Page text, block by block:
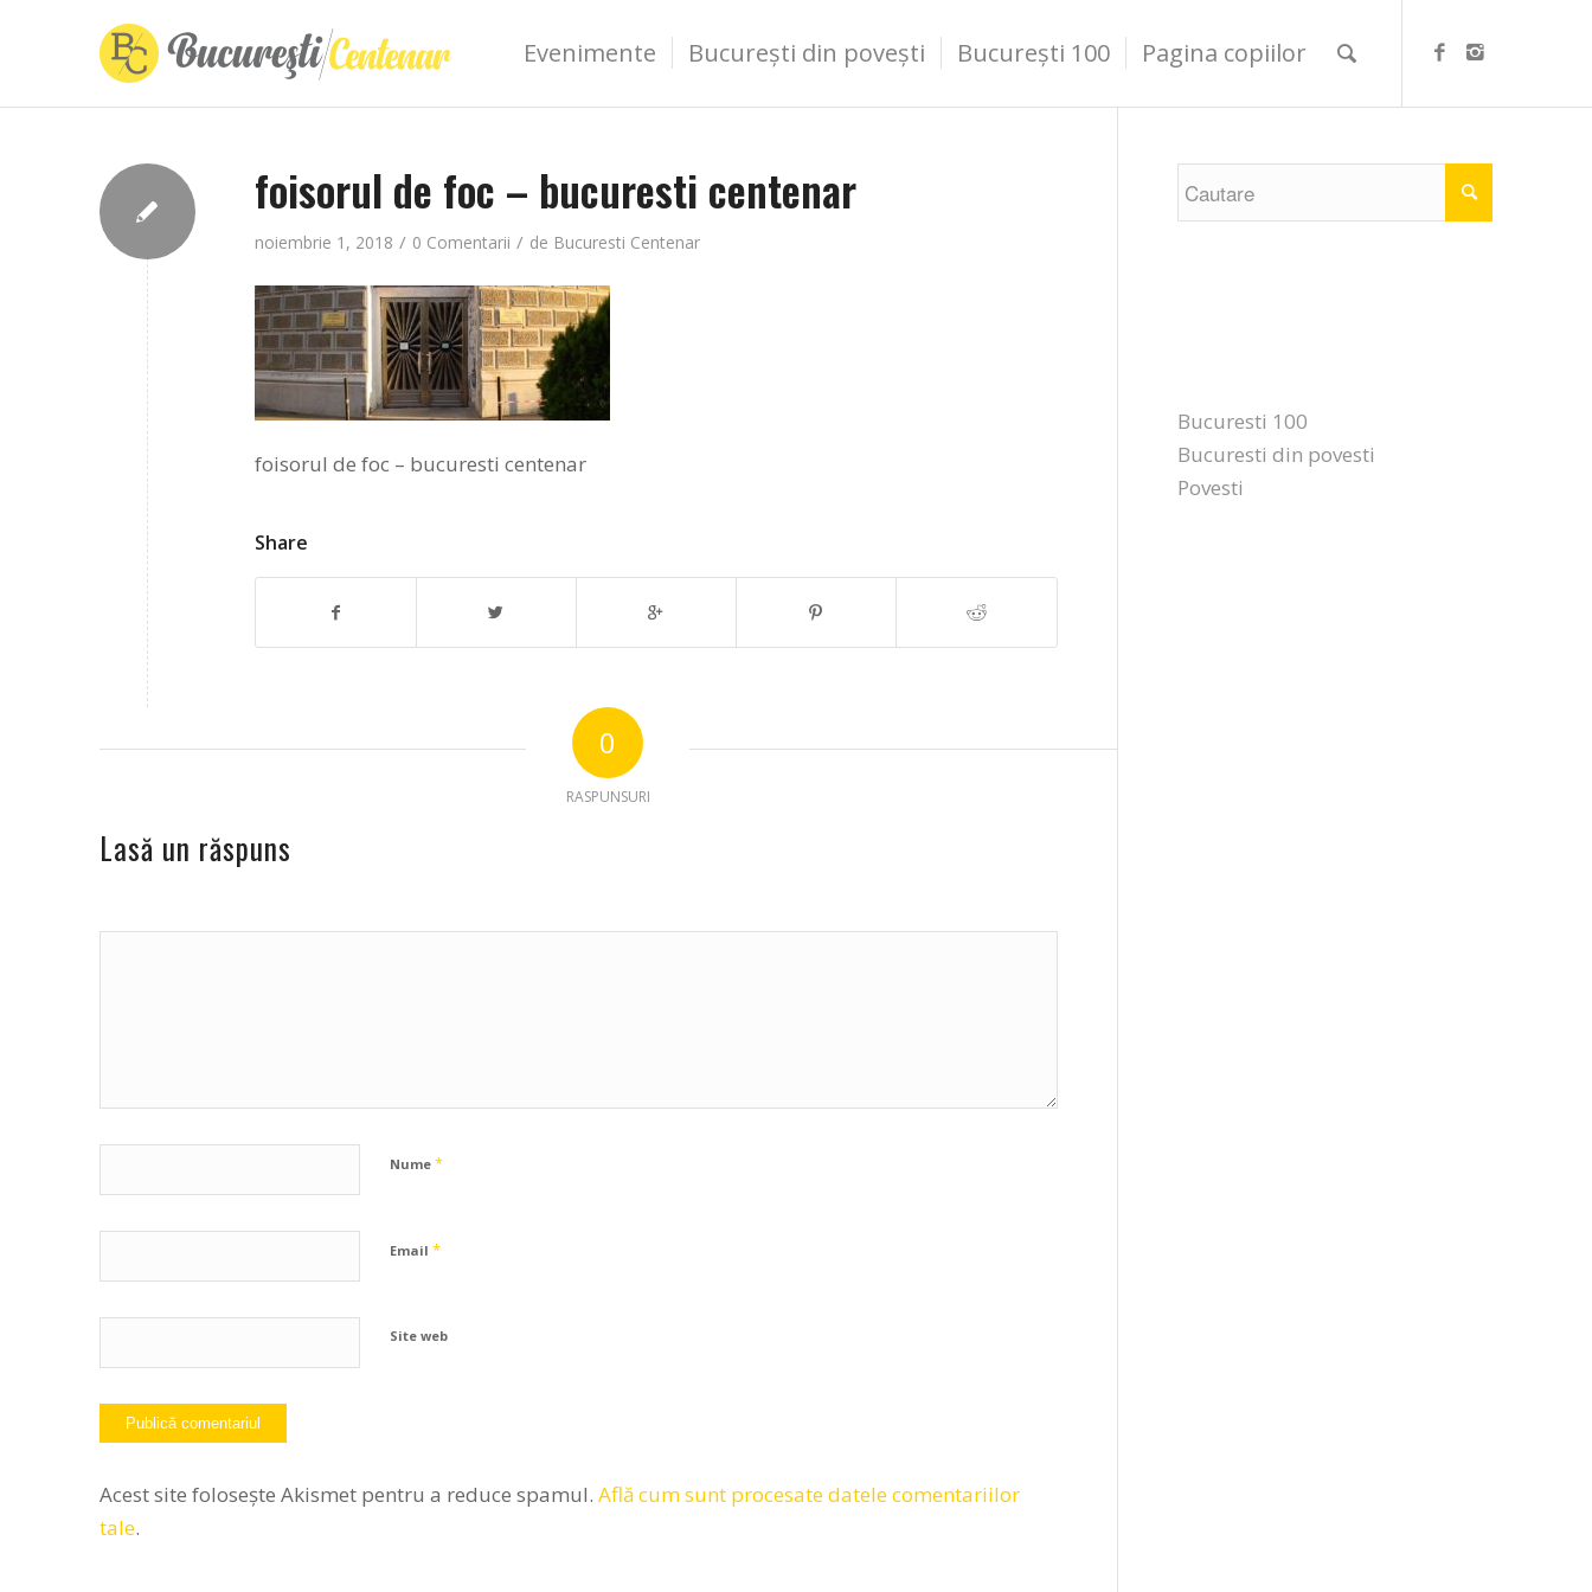
Evenimente București din povești București 100 Pagina copiilor
foisorul de foc – bucuresti centenar
noiembrie 1, 2018 / 0 Comentarii / de Bucuresti Centenar
foisorul de foc – bucuresti centenar
Share
0
RASPUNSURI
Lasă un răspuns
Nume *
Email *
Site web
Acest site folosește Akismet pentru a reduce spamul. Află cum sunt procesate datele comentariilor
tale.
Bucuresti 100
Bucuresti din povesti
Povesti